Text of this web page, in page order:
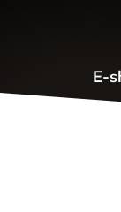
E-